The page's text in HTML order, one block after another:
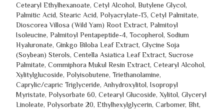
Cetearyl Ethylhexanoate, Cetyl Alcohol, Butylene Glycol,
Palmitic Acid, Stearic Acid, Polyacrylate-13, Cetyl Palmitate,
Dioscorea Villosa (Wild Yam) Root Extract, Palmitoyl
Isoleucine, Palmitoyl Pentapeptide-4, Tocopherol, Sodium
Hyaluronate, Ginkgo Biloba Leaf Extract, Glycine Soja
(Soybean) Sterols, Centella Asiatica Leaf Extract, Sucrose
Palmitate, Commiphora Mukul Resin Extract, Cetearyl Alcohol,
Xylitylglucoside, Polyisobutene, Triethanolamine,
Caprylic/capric Triglyceride, Anhydroxylitol, Isopropyl
Myristate, Polysorbate 60, Cetearyl Glucoside, Xylitol, Glyceryl
Linoleate, Polysorbate 20, Ethylhexylglycerin, Carbomer, Bht,